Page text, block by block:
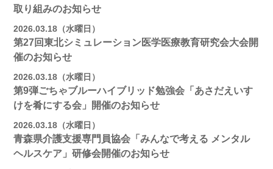
取り組みのお知らせ
2026.03.18（水曜日）
第27回東北シミュレーション医学医療教育研究会大会開
催のお知らせ
2026.03.18（水曜日）
第9弾ごちゃブルーハイブリッド勉強会「あさだえいす
けを肴にする会」開催のお知らせ
2026.03.18（水曜日）
青森県介護支援専門員協会「みんなで考える メンタル
ヘルスケア」研修会開催のお知らせ